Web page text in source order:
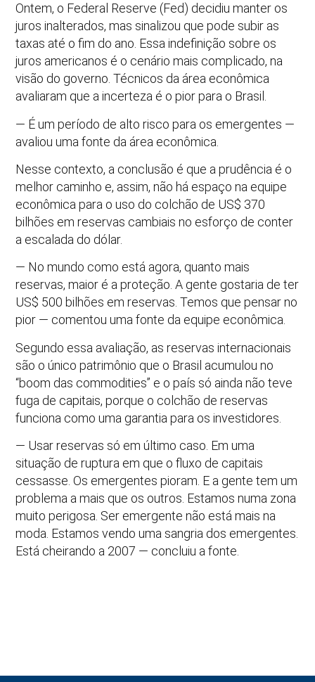
Ontem, o Federal Reserve (Fed) decidiu manter os
juros inalterados, mas sinalizou que pode subir as
taxas até o fim do ano. Essa indefinição sobre os
juros americanos é o cenário mais complicado, na
visão do governo. Técnicos da área econômica
avaliaram que a incerteza é o pior para o Brasil.
— É um período de alto risco para os emergentes —
avaliou uma fonte da área econômica.
Nesse contexto, a conclusão é que a prudência é o
melhor caminho e, assim, não há espaço na equipe
econômica para o uso do colchão de US$ 370
bilhões em reservas cambiais no esforço de conter
a escalada do dólar.
— No mundo como está agora, quanto mais
reservas, maior é a proteção. A gente gostaria de ter
US$ 500 bilhões em reservas. Temos que pensar no
pior — comentou uma fonte da equipe econômica.
Segundo essa avaliação, as reservas internacionais
são o único patrimônio que o Brasil acumulou no
“boom das commodities” e o país só ainda não teve
fuga de capitais, porque o colchão de reservas
funciona como uma garantia para os investidores.
— Usar reservas só em último caso. Em uma
situação de ruptura em que o fluxo de capitais
cessasse. Os emergentes pioram. E a gente tem um
problema a mais que os outros. Estamos numa zona
muito perigosa. Ser emergente não está mais na
moda. Estamos vendo uma sangria dos emergentes.
Está cheirando a 2007 — concluiu a fonte.